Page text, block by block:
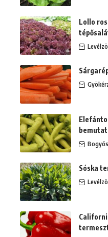
Lollo
Sóska